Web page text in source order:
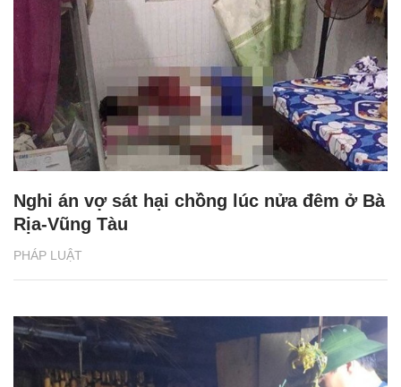
PHÁP LUẬT
Nghi án vợ sát hại chồng lúc nửa đêm ở Bà
Rịa-Vũng Tàu